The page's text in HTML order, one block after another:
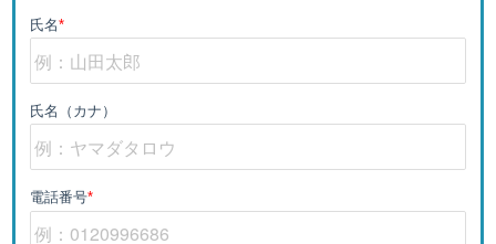
氏名*
氏名（カナ）
電話番号*